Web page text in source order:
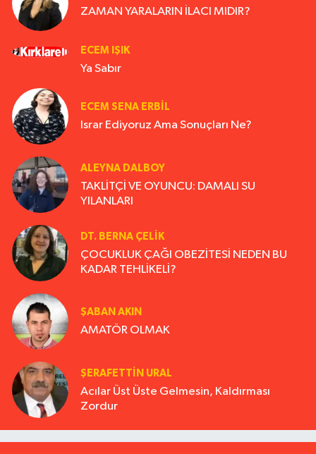
ZAMAN YARALARIN İLACI MIDIR?
ECEM IŞIK
Ya Sabır
ECEM SENA ERBIL
Israr Ediyoruz Ama Sonuçları Ne?
ALEYNA DALBOY
TAKLİTÇİ VE OYUNCU: DAMALI SU
YILANLARI
DT. BERNA ÇELIK
ÇOCUKLUK ÇAĞI OBEZİTESİ NEDEN BU
KADAR TEHLİKELİ?
ŞABAN AKIN
AMATÖR OLMAK
ŞERAFETTIN URAL
Acılar Üst Üste Gelmesin, Kaldırması
Zordur